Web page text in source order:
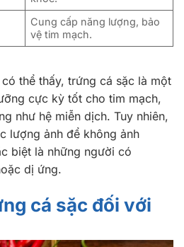
Cung cấp năng lượng, bảo
vệ tim mạch.
thể thấy, trứng cá sặc là một
cực kỳ tốt cho tim mạch,
như hệ miễn dịch. Tuy nhiên,
lượng ảnh để không ảnh
biệt là những người có
dị ứng.
cá sặc đối với